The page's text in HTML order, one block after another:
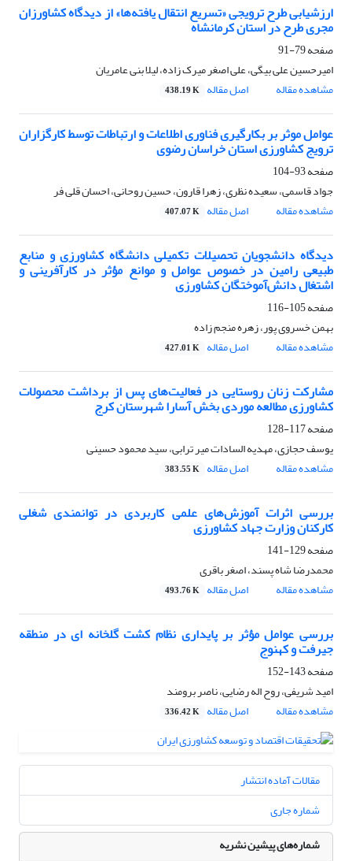
ارزشیابی طرح ترویجی «تسریع انتقال یافته‌ها» از دیدگاه کشاورزان
مجری طرح در استان کرمانشاه
صفحه79-91
امیرحسین علی بیگی، علی اصغر میرک زاده، لیلا بنی عامریان
مشاهده مقاله
اصل مقاله 438.19 K
عوامل موثر بر بکارگیری فناوری اطلاعات و ارتباطات توسط کارگزاران
ترویج کشاورزی استان خراسان رضوی
صفحه93-104
جواد قاسمی، سعیده نظری، زهرا قارون، حسین روحانی، احسان قلی فر
مشاهده مقاله
اصل مقاله 407.07 K
دیدگاه دانشجویان تحصیلات تکمیلی دانشگاه کشاورزی و منابع
طبیعی رامین در خصوص عوامل و موانع مؤثر در کارآفرینی و
اشتغال دانش‌آموختگان کشاورزی
صفحه105-116
بهمن خسروی پور، زهره منجم زاده
مشاهده مقاله
اصل مقاله 427.01 K
مشارکت زنان روستایی در فعالیت‌های پس از برداشت محصولات
کشاورزی مطالعه موردی بخش آسارا شهرستان کرج
صفحه117-128
یوسف حجازی، مهدیه السادات میر ترابی، سید محمود حسینی
مشاهده مقاله
اصل مقاله 383.55 K
بررسی اثرات آموزش‌های علمی کاربردی در توانمندی شغلی
کارکنان وزارت جهاد کشاورزی
صفحه129-141
محمدرضا شاه پسند، اصغر باقری
مشاهده مقاله
اصل مقاله 493.76 K
بررسی عوامل مؤثر بر پایداری نظام کشت گلخانه ای در منطقه
جیرفت و کهنوج
صفحه143-152
امید شریفی، روح اله رضایی، ناصر برومند
مشاهده مقاله
اصل مقاله 336.42 K
مقالات آماده انتشار
شماره جاری
شماره‌های پیشین نشریه